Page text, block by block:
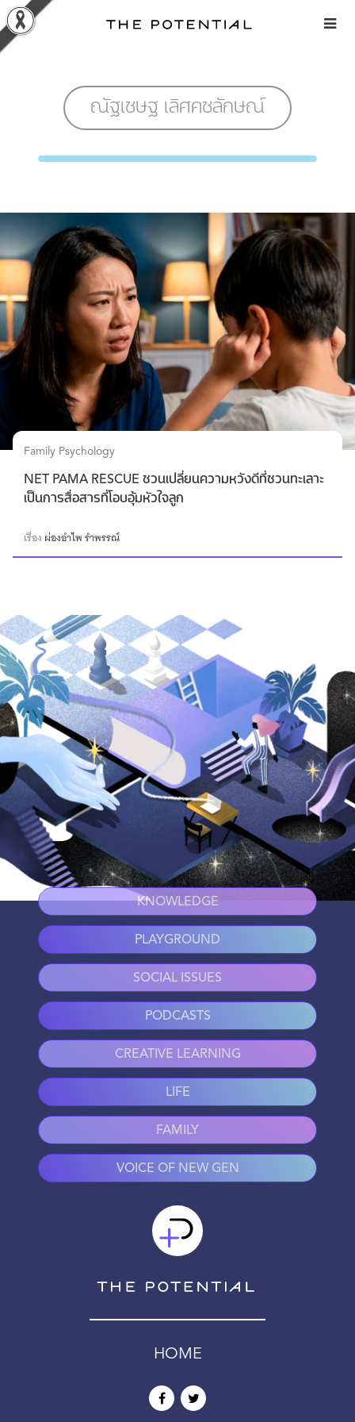
Skip
to
content
ณัฐเชษฐ เลิศคชลักษณ์
Family Psychology
NET PAMA RESCUE ชวนเปลี่ยนความหวังดีที่ชวนทะเลาะ
เป็นการสื่อสารที่โอบอุ้มหัวใจลูก
เรื่อง ผ่องอำไพ รำพรรณ์
KNOWLEDGE
PLAYGROUND
SOCIAL ISSUES
PODCASTS
CREATIVE LEARNING
LIFE
FAMILY
VOICE OF NEW GEN
HOME